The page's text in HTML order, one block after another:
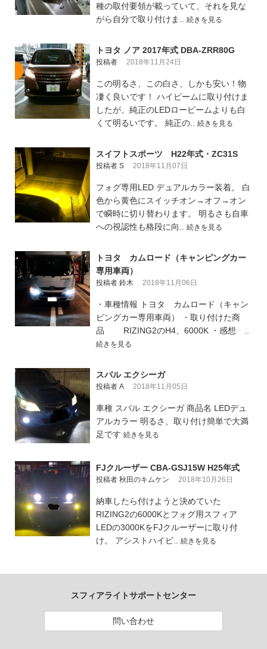
種の取付要領が載っていて、それを見な
がら自分で取り付けま.. 続きを見る
トヨタ ノア 2017年式 DBA-ZRR80G
投稿者 2018年11月24日
この明るさ、この白さ、しかも安い！物
凄く良いです！ ハイビームに取り付けま
したが、純正のLEDロービームよりも白
くて明るいです。 純正の.. 続きを見る
スイフトスポーツ H22年式・ZC31S
投稿者 S 2018年11月07日
フォグ専用LED デュアルカラー装着。 白
色から黄色にスイッチオン→オフ→オン
で瞬時に切り替わります。 明るさも自車
への視認性も格段に向.. 続きを見る
トヨタ カムロード（キャンピングカー
専用車両）
投稿者 鈴木 2018年11月06日
・車種情報 トヨタ カムロード（キャン
ピングカー専用車両） ・取り付けた商
品 RIZING2のH4、6000K ・感想 ..
続きを見る
スバル エクシーガ
投稿者 A 2018年11月05日
車種 スバル エクシーガ 商品名 LEDデュ
アルカラー 明るさ、取り付け簡単で大満
足です 続きを見る
FJクルーザー CBA-GSJ15W H25年式
投稿者 秋田のキムケン 2018年10月26日
納車したら付けようと決めていた
RIZING2の6000Kとフォグ用スフィア
LEDの3000KをFJクルーザーに取り付
け。 アシストハイビ.. 続きを見る
スフィアライトサポートセンター
問い合わせ